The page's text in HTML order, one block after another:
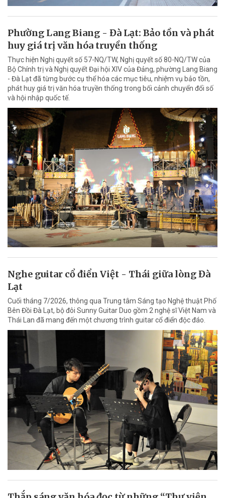
Phường Lang Biang - Đà Lạt: Bảo tồn và phát
huy giá trị văn hóa truyền thống
Thực hiện Nghị quyết số 57-NQ/TW, Nghị quyết số 80-NQ/TW của
Bộ Chính trị và Nghị quyết Đại hội XIV của Đảng, phường Lang Biang
- Đà Lạt đã từng bước cụ thể hóa các mục tiêu, nhiệm vụ bảo tồn,
phát huy giá trị văn hóa truyền thống trong bối cảnh chuyển đổi số
và hội nhập quốc tế.
Nghe guitar cổ điển Việt - Thái giữa lòng Đà
Lạt
Cuối tháng 7/2026, thông qua Trung tâm Sáng tạo Nghệ thuật Phố
Bên Đồi Đà Lạt, bộ đôi Sunny Guitar Duo gồm 2 nghệ sĩ Việt Nam và
Thái Lan đã mang đến một chương trình guitar cổ điển độc đáo.